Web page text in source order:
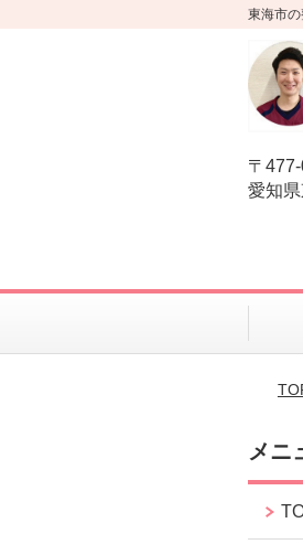
東海市の
〒
愛知
メニ